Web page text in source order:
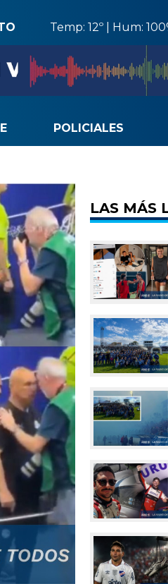
Temp: 12º | Hum:
POLICIALES
LAS MÁS